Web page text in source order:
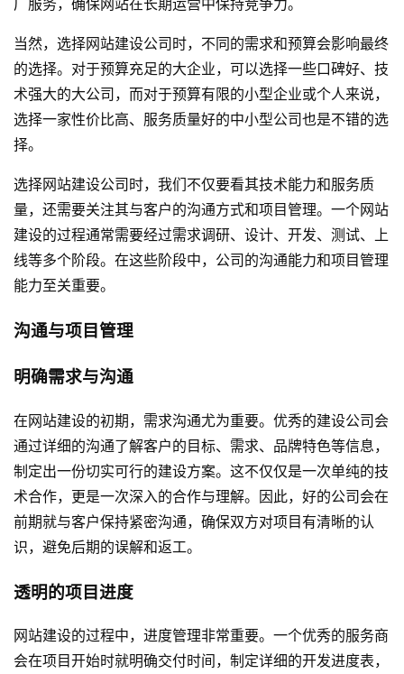
当然，选择网站建设公司时，不同的需求和预算会影响最终
的选择。对于预算充足的大企业，可以选择一些口碑好、技
术强大的大公司，而对于预算有限的小型企业或个人来说，
选择一家性价比高、服务质量好的中小型公司也是不错的选
择。
选择网站建设公司时，我们不仅要看其技术能力和服务质
量，还需要关注其与客户的沟通方式和项目管理。一个网站
建设的过程通常需要经过需求调研、设计、开发、测试、上
线等多个阶段。在这些阶段中，公司的沟通能力和项目管理
能力至关重要。
沟通与项目管理
明确需求与沟通
在网站建设的初期，需求沟通尤为重要。优秀的建设公司会
通过详细的沟通了解客户的目标、需求、品牌特色等信息，
制定出一份切实可行的建设方案。这不仅仅是一次单纯的技
术合作，更是一次深入的合作与理解。因此，好的公司会在
前期就与客户保持紧密沟通，确保双方对项目有清晰的认
识，避免后期的误解和返工。
透明的项目进度
网站建设的过程中，进度管理非常重要。一个优秀的服务商
会在项目开始时就明确交付时间，制定详细的开发进度表，